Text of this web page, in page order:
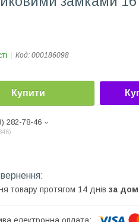
Код: 000186098
Купити
282-78-46
товару протягом 14 днів за